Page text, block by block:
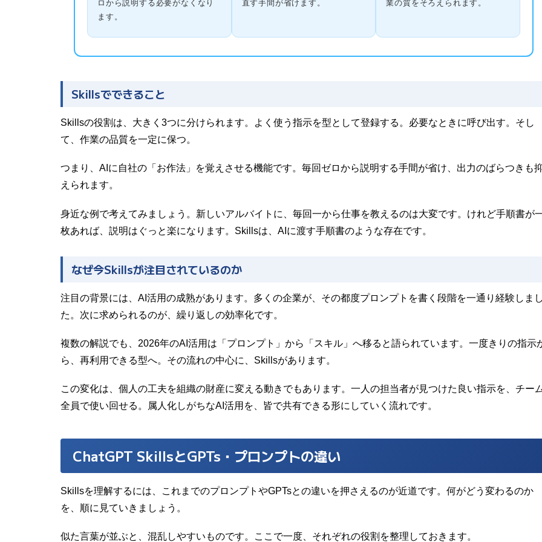
ロから説明する必要がなくなり
ます。
直す手間が省けます。 業の質をそろえられます。
Skillsでできること
Skillsの役割は、大きく3つに分けられます。よく使う指示を型として登録する。必要なときに呼び出す。そし
て、作業の品質を一定に保つ。
つまり、AIに自社の「お作法」を覚えさせる機能です。毎回ゼロから説明する手間が省け、出力のばらつきも
えられます。
身近な例で考えてみましょう。新しいアルバイトに、毎回一から仕事を教えるのは大変です。けれど手順書が
枚あれば、説明はぐっと楽になります。Skillsは、AIに渡す手順書のような存在です。
なぜ今Skillsが注目されているのか
注目の背景には、AI活用の成熟があります。多くの企業が、その都度プロンプトを書く段階を一通り経験しま
た。次に求められるのが、繰り返しの効率化です。
複数の解説でも、2026年のAI活用は「プロンプト」から「スキル」へ移ると語られています。一度きりの指示
ら、再利用できる型へ。その流れの中心に、Skillsがあります。
この変化は、個人の工夫を組織の財産に変える動きでもあります。一人の担当者が見つけた良い指示を、チー
全員で使い回せる。属人化しがちなAI活用を、皆で共有できる形にしていく流れです。
ChatGPT SkillsとGPTs・プロンプトの違い
Skillsを理解するには、これまでのプロンプトやGPTsとの違いを押さえるのが近道です。何がどう変わるのか
を、順に見ていきましょう。
似た言葉が並ぶと、混乱しやすいものです。ここで一度、それぞれの役割を整理しておきます。